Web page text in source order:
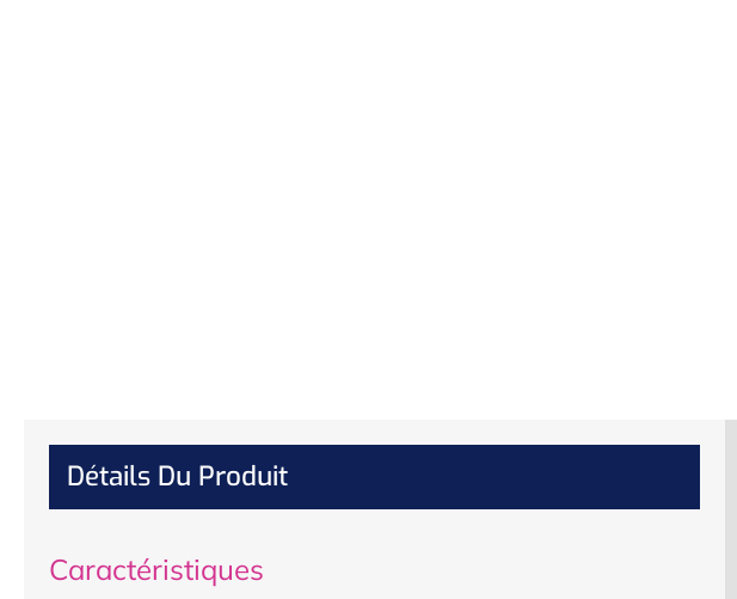
Détails Du Produit
Caractéristiques